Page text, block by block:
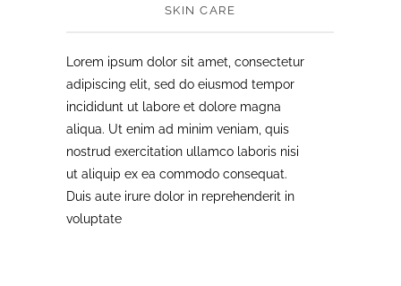
SKIN CARE
Lorem ipsum dolor sit amet, consectetur
adipiscing elit, sed do eiusmod tempor
incididunt ut labore et dolore magna
aliqua. Ut enim ad minim veniam, quis
nostrud exercitation ullamco laboris nisi
ut aliquip ex ea commodo consequat.
Duis aute irure dolor in reprehenderit in
voluptate